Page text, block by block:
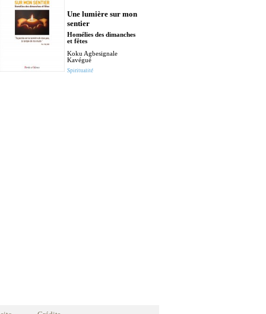
Une lumière sur mon
sentier
Homélies des dimanches
et fêtes
Koku Agbesignale
Kavégué
Spiritualité